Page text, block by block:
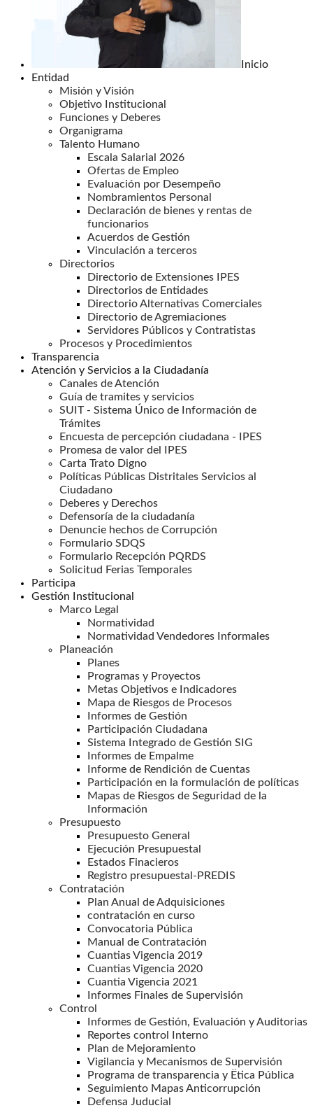
Inicio
Entidad
Misión y Visión
Objetivo Institucional
Funciones y Deberes
Organigrama
Talento Humano
Escala Salarial 2026
Ofertas de Empleo
Evaluación por Desempeño
Nombramientos Personal
Declaración de bienes y rentas de
funcionarios
Acuerdos de Gestión
Vinculación a terceros
Directorios
Directorio de Extensiones IPES
Directorios de Entidades
Directorio Alternativas Comerciales
Directorio de Agremiaciones
Servidores Públicos y Contratistas
Procesos y Procedimientos
Transparencia
Atención y Servicios a la Ciudadanía
Canales de Atención
Guía de tramites y servicios
SUIT - Sistema Único de Información de
Trámites
Encuesta de percepción ciudadana - IPES
Promesa de valor del IPES
Carta Trato Digno
Políticas Públicas Distritales Servicios al
Ciudadano
Deberes y Derechos
Defensoría de la ciudadanía
Denuncie hechos de Corrupción
Formulario SDQS
Formulario Recepción PQRDS
Solicitud Ferias Temporales
Participa
Gestión Institucional
Marco Legal
Normatividad
Normatividad Vendedores Informales
Planeación
Planes
Programas y Proyectos
Metas Objetivos e Indicadores
Mapa de Riesgos de Procesos
Informes de Gestión
Participación Ciudadana
Sistema Integrado de Gestión SIG
Informes de Empalme
Informe de Rendición de Cuentas
Participación en la formulación de políticas
Mapas de Riesgos de Seguridad de la
Información
Presupuesto
Presupuesto General
Ejecución Presupuestal
Estados Finacieros
Registro presupuestal-PREDIS
Contratación
Plan Anual de Adquisiciones
contratación en curso
Convocatoria Pública
Manual de Contratación
Cuantias Vigencia 2019
Cuantias Vigencia 2020
Cuantia Vigencia 2021
Informes Finales de Supervisión
Control
Informes de Gestión, Evaluación y Auditorias
Reportes control Interno
Plan de Mejoramiento
Vigilancia y Mecanismos de Supervisión
Programa de transparencia y Ëtica Pública
Seguimiento Mapas Anticorrupción
Defensa Juducial